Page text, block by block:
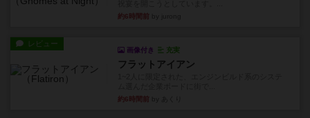
約6時間前
レビュー
画像付き 充実
フラットアイアン
約6時間前